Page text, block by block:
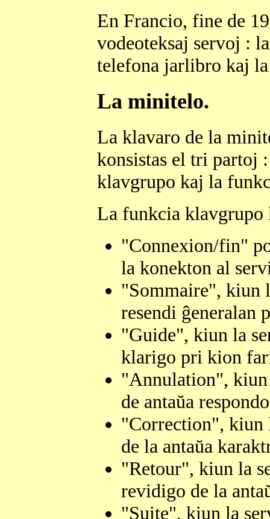
En Francio, fine de
vodeoteksaj servoj :
telefona jarlibro kaj
La minitelo.
La klavaro de la
konsistas el tri partoj
klavgrupo kaj la
La funkcia klavgrupo
"Connexion/fin"
la konekton al
"Sommaire", kiun
resendi ĝeneralan
"Guide", kiun la
klarigo pri kion
"Annulation",
de antaŭa
"Correction", kiun
de la antaŭa
"Retour", kiun la
revidigo de la
"Suite", kiun la